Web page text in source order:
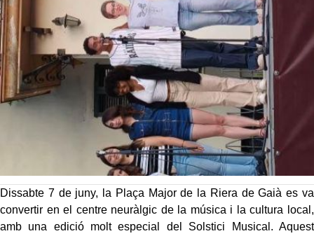
Dissabte 7 de juny, la Plaça Major de la Riera de Gaià es va
convertir en el centre neuràlgic de la música i la cultura local,
amb una edició molt especial del Solstici Musical. Aquest